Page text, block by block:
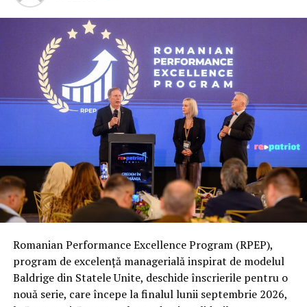
Build Fundație?
Importanța Design Build Fundație depinde de tipul de
proiect care urmează să fie realizat și de amploarea
acestuia. Cu rezultatele studiului de sol se pot lua decizii
cu privire la tipul de fundație de utilizat și la ce
adâncime trebuie pusă aceasta. În funcție de tipul de sol,
este vorba de capacitatea portantă sau de susținerea
solului (rezistența solului) și aceasta poate fi
determinată doar cu Design Build Fundație, adică un
studiu corect al solului.
În funcție de studiul solului, se va stabili cât se va cheltui
sau cât se va economisi pe fundație. Multe proiecte de
Design Build Fundație și tocmai atunci când proiectul
este deja construit, proprietarii își dau seama că au
fisuri, tasări care generează costuri importante,
neprevăzute și de amploare, întrucât trebuie să solicite
Romanian Performance Excellence Program (RPEP),
program de excelență managerială inspirat de modelul
Baldrige din Statele Unite, deschide înscrierile pentru o
nouă serie, care începe la finalul lunii septembrie 2026,